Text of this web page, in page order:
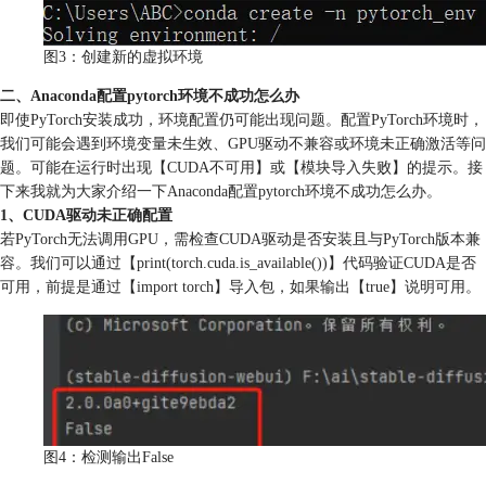
图3：创建新的虚拟环境
二、Anaconda配置pytorch环境不成功怎么办
即使PyTorch安装成功，环境配置仍可能出现问题。配置PyTorch环境时，
我们可能会遇到环境变量未生效、GPU驱动不兼容或环境未正确激活等问
题。可能在运行时出现【CUDA不可用】或【模块导入失败】的提示。接
下来我就为大家介绍一下Anaconda配置pytorch环境不成功怎么办。
1、CUDA驱动未正确配置
若PyTorch无法调用GPU，需检查CUDA驱动是否安装且与PyTorch版本兼
容。我们可以通过【print(torch.cuda.is_available())】代码验证CUDA是否
可用，前提是通过【import torch】导入包，如果输出【true】说明可用。
图4：检测输出False